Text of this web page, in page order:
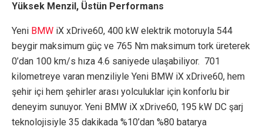
Yüksek Menzil, Üstün Performans
Yeni BMW iX xDrive60, 400 kW elektrik motoruyla 544
beygir maksimum güç ve 765 Nm maksimum tork üreterek
0’dan 100 km/s hıza 4.6 saniyede ulaşabiliyor. 701
kilometreye varan menziliyle Yeni BMW iX xDrive60, hem
şehir içi hem şehirler arası yolculuklar için konforlu bir
deneyim sunuyor. Yeni BMW iX xDrive60, 195 kW DC şarj
teknolojisiyle 35 dakikada %10’dan %80 batarya